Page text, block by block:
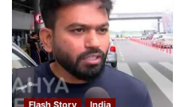
Flash Story
India